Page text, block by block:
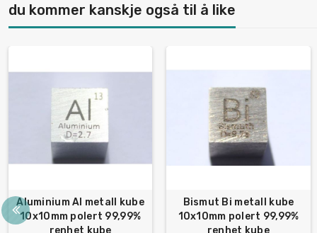
du kommer kanskje også til å like
Aluminium Al metall kube
10x10mm polert 99,99%
Bismut Bi metall kube
10x10mm polert 99,99%